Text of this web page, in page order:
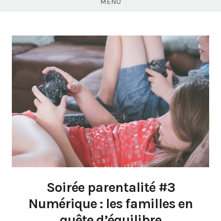
Soirée parentalité #3
Numérique : les familles en